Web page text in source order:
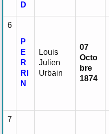
D
6
P
E
R
RI
N
Louis
Julien
Urbain
07
Octo
bre
1874
7